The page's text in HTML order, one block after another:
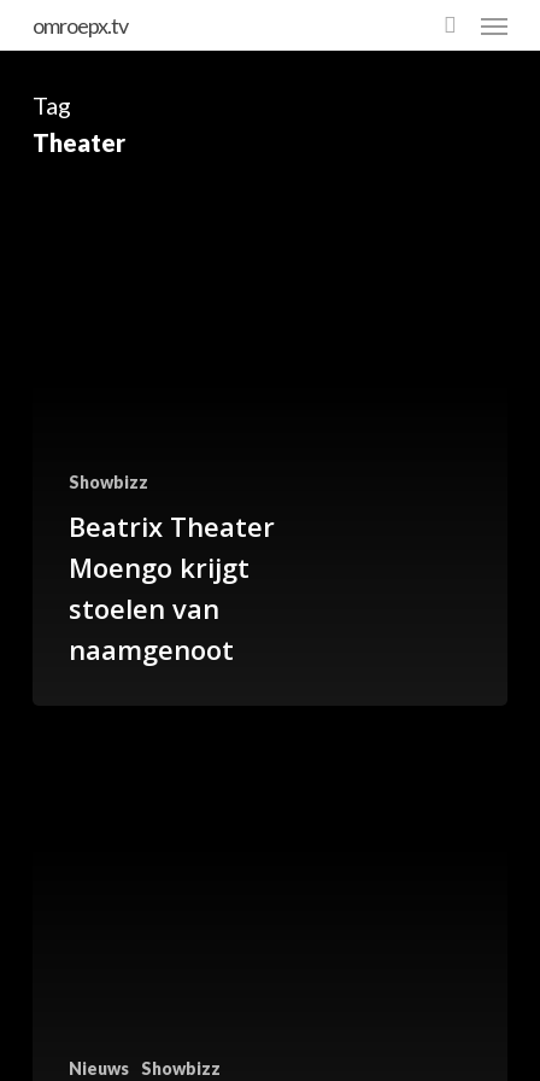
content
omroepx.tv
Tag
Theater
Showbizz
Beatrix Theater
Moengo krijgt
stoelen van
naamgenoot
Nieuws Showbizz